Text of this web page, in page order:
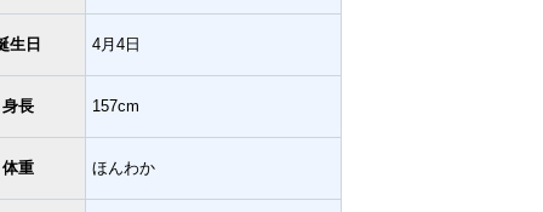
生日 4月4日
身長 157cm
体重 ほんわか